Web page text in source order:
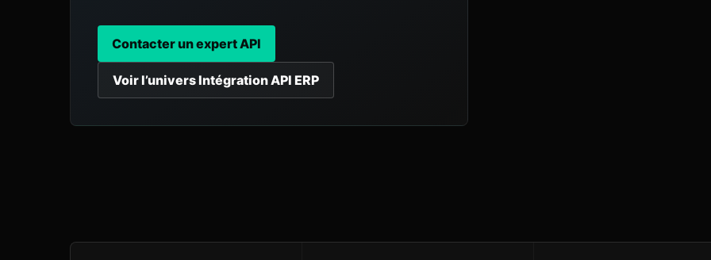
Contacter un expert API
Voir l’univers Intégration API ERP